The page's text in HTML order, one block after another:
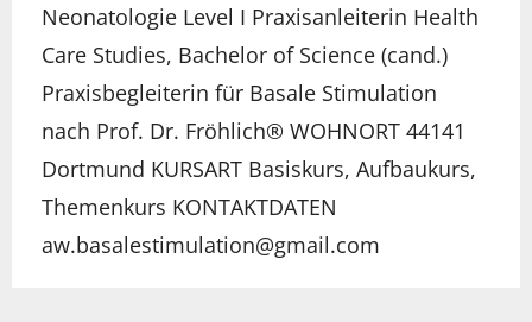
Neonatologie Level I Praxisanleiterin Health
Care Studies, Bachelor of Science (cand.)
Praxisbegleiterin für Basale Stimulation
nach Prof. Dr. Fröhlich® WOHNORT 44141
Dortmund KURSART Basiskurs, Aufbaukurs,
Themenkurs KONTAKTDATEN
aw.basalestimulation@gmail.com